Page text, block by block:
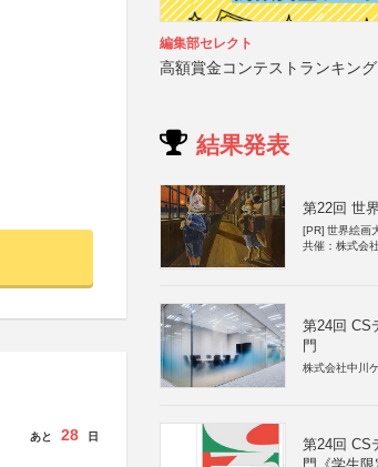
あと 28 日
編集部セレクト
高額賞金コンテストランキング
結果発表
第22回 世
[PR] 世界絵画
共催：株式会
第24回 CS
門
株式会社中川
第24回 CS